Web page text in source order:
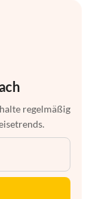
regelmäßig